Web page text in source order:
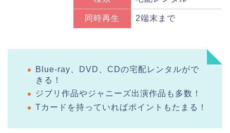
同時再生 2端末まで
Blue-ray、DVD、CDの宅配レンタルがで
きる！
ジブリ作品やジャニーズ出演作品も多数！
Tカードを持っていればポイントもたまる！